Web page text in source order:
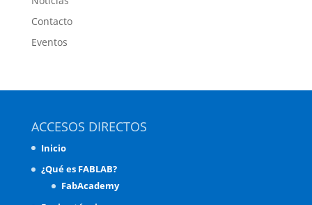
Contacto
Eventos
ACCESOS DIRECTOS
Inicio
¿Qué es FABLAB?
FabAcademy